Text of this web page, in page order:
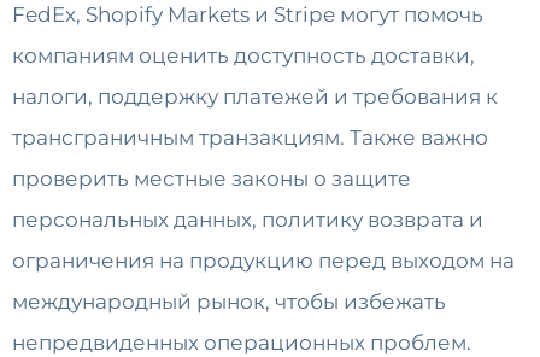
FedEx, Shopify Markets и Stripe могут помочь
компаниям оценить доступность доставки,
налоги, поддержку платежей и требования к
трансграничным транзакциям. Также важно
проверить местные законы о защите
персональных данных, политику возврата и
ограничения на продукцию перед выходом на
международный рынок, чтобы избежать
непредвиденных операционных проблем.